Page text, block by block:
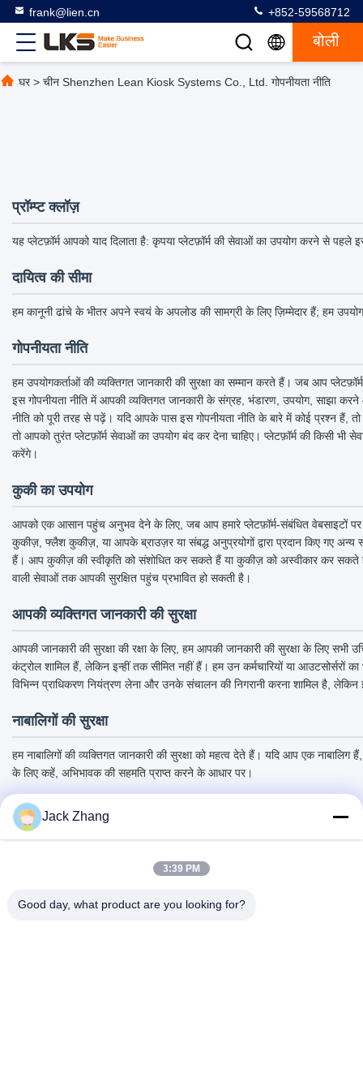
frank@lien.cn +852-59568712
बोली
घर> चीन Shenzhen Lean Kiosk Systems Co., Ltd. गोपनीयता नीति
प्रॉम्प्ट क्लॉज़
यह प्लेटफ़ॉर्म आपको याद दिलाता है: कृपया प्लेटफ़ॉर्म की सेवाओं का उपयोग करने से
दायित्व की सीमा
हम कानूनी ढांचे के भीतर अपने स्वयं के अपलोड की सामग्री के लिए ज़िम्मेदार हैं; हम
गोपनीयता नीति
हम उपयोगकर्ताओं की व्यक्तिगत जानकारी की सुरक्षा का सम्मान करते हैं। जब आप
इस गोपनीयता नीति में आपकी व्यक्तिगत जानकारी के संग्रह, भंडारण, उपयोग, साझा
नीति को पूरी तरह से पढ़ें। यदि आपके पास इस गोपनीयता नीति के बारे में कोई प्रश्न हैं,
तो आपको तुरंत प्लेटफ़ॉर्म सेवाओं का उपयोग बंद कर देना चाहिए। प्लेटफ़ॉर्म की किसी
करेंगे।
कुकी का उपयोग
आपको एक आसान पहुंच अनुभव देने के लिए, जब आप हमारे प्लेटफ़ॉर्म-संबंधित वेबसाइटों पर
कुकीज़, फ्लैश कुकीज़, या आपके ब्राउज़र या संबद्ध अनुप्रयोगों द्वारा प्रदान किए गए
हैं। आप कुकीज़ की स्वीकृति को संशोधित कर सकते हैं या कुकीज़ को अस्वीकार कर सकते हैं
वाली सेवाओं तक आपकी सुरक्षित पहुंच प्रभावित हो सकती है।
आपकी व्यक्तिगत जानकारी की सुरक्षा
आपकी जानकारी की सुरक्षा की रक्षा के लिए, हम आपकी जानकारी की सुरक्षा के लिए
कंट्रोल शामिल हैं, लेकिन इन्हीं तक सीमित नहीं हैं। हम उन कर्मचारियों या
विभिन्न प्राधिकरण नियंत्रण लेना और उनके संचालन की निगरानी करना शामिल है, लेकिन
नाबालिगों की सुरक्षा
हम नाबालिगों की व्यक्तिगत जानकारी की सुरक्षा को महत्व देते हैं। यदि आप एक
के लिए कहें, अभिभावक की सहमति प्राप्त करने के आधार पर।
Jack Zhang
3:39 PM
Good day, what product are you looking for?